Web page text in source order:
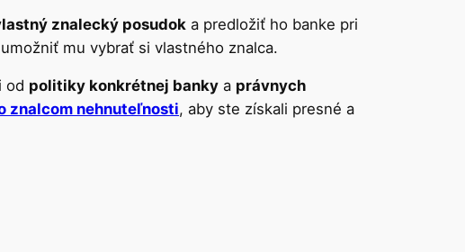
znalecký posudok a predložiť ho banke pri
mu vybrať si vlastného znalca.
od politiky konkrétnej banky a právnych
znalcom nehnuteľnosti, aby ste získali presné a